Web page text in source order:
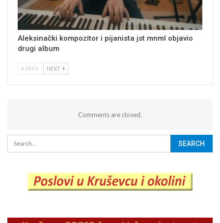
Aleksinački kompozitor i pijanista jst mnml objavio
drugi album
PREV NEXT
Comments are closed.